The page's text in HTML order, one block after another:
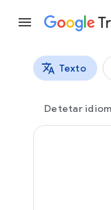
Tipos de
Texto
Detetar
Texto de partida